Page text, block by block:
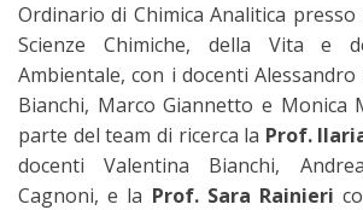
Ordinario di Chimica Analitica
Scienze Chimiche, della Vita e
Ambientale, con i docenti Alessandro
Bianchi, Marco Giannetto e Monica
parte del team di ricerca la Prof.
docenti Valentina Bianchi,
Cagnoni, e la Prof. Sara Rainieri